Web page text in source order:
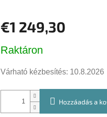
€1 249,30
Raktáron
Várható kézbesítés: 10.8.2026
Hozzáadás a